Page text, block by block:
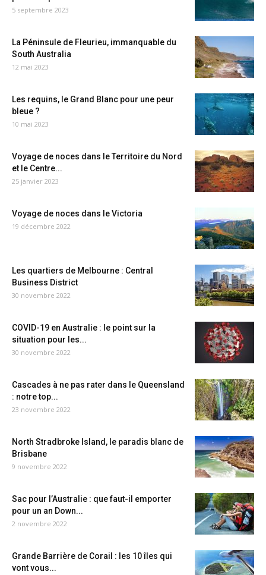
5 septembre 2023
La Péninsule de Fleurieu, immanquable du
South Australia
12 mai 2023
Les requins, le Grand Blanc pour une peur
bleue ?
10 mai 2023
Voyage de noces dans le Territoire du Nord
et le Centre...
25 janvier 2023
Voyage de noces dans le Victoria
19 décembre 2022
Les quartiers de Melbourne : Central
Business District
30 novembre 2022
COVID-19 en Australie : le point sur la
situation pour les...
30 novembre 2022
Cascades à ne pas rater dans le Queensland
: notre top...
23 novembre 2022
North Stradbroke Island, le paradis blanc de
Brisbane
9 novembre 2022
Sac pour l’Australie : que faut-il emporter
pour un an Down...
2 novembre 2022
Grande Barrière de Corail : les 10 îles qui
vont vous...